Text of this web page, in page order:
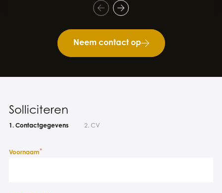
Neem contact op
Solliciteren
1. Contactgegevens 2. CV
Voornaam*